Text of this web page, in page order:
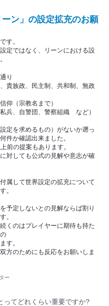
ーン」の設定拡充のお願
す。
定ではなく、リーンにおける設
り
貴族政、民主制、共和制、無政
仰（宗教名まで）
兵、自警団、警察組織 など）
定を求めるもの）がないか遡っ
件か確認出来ました。
前の提案もあります。
対しても公式の見解や意志が確
属して世界設定の拡充について
。
予定しないとの見解ならば割り
。
くのはプレイヤーに期待も持た
す。
方のためにも反応をお願いしま
ー
ってどれくらい重要ですか?